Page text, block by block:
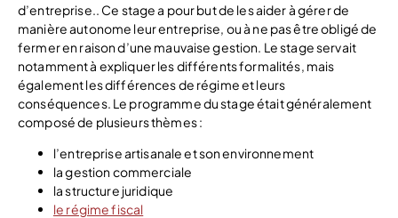
d’entreprise.. Ce stage a pour but de les aider à gérer de
manière autonome leur entreprise, ou à ne pas être obligé de
fermer en raison d’une mauvaise gestion. Le stage servait
notamment à expliquer les différents formalités, mais
également les différences de régime et leurs
conséquences. Le programme du stage était généralement
composé de plusieurs thèmes :
l’entreprise artisanale et son environnement
la gestion commerciale
la structure juridique
le régime fiscal